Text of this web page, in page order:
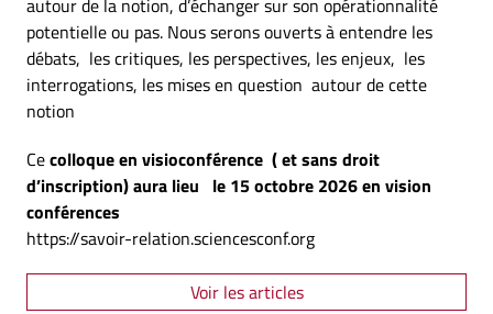
autour de la notion, d’échanger sur son opérationnalité
potentielle ou pas. Nous serons ouverts à entendre les
débats, les critiques, les perspectives, les enjeux, les
interrogations, les mises en question autour de cette
notion
Cecolloque en visioconférence ( et sans droit
d’inscription) aura lieu le 15 octobre 2026 en vision
conférences
https://savoir-relation.sciencesconf.org
Voir les articles